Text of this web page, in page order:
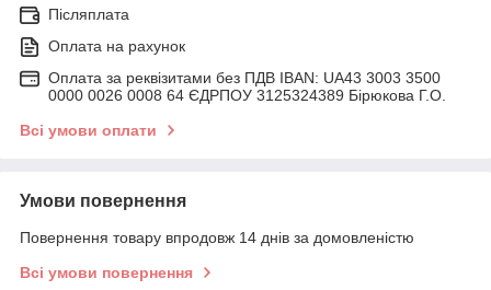
Післяплата
Оплата на рахунок
Оплата за реквізитами без ПДВ IBAN: UA43 3003 3500
0000 0026 0008 64 ЄДРПОУ 3125324389 Бірюкова Г.О.
Всі умови оплати
Умови повернення
Повернення товару впродовж 14 днів за домовленістю
Всі умови повернення